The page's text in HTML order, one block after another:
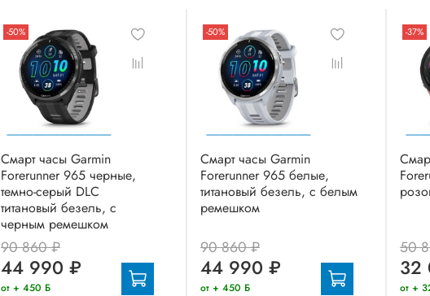
-50%
Смарт часы Garmin
Forerunner 965 черные,
темно-серый DLC
титановый безель, с
черным ремешком
90 860 ₽
44 990 ₽
от + 450 Б
-50%
Смарт часы Garmin
Forerunner 965 белые,
титановый безель, с белым
ремешком
90 860 ₽
44 990 ₽
от + 450 Б
-37%
50
32
от +